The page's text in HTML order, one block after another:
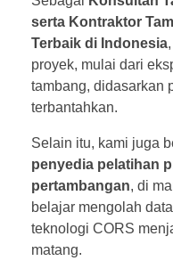
serta Kontraktor
Terbaik di Indonesia
proyek, mulai dari
tambang, didasarkan
terbantahkan.
Selain itu, kami juga
penyedia pelatihan
pertambangan, di
belajar mengolah
teknologi CORS
matang.